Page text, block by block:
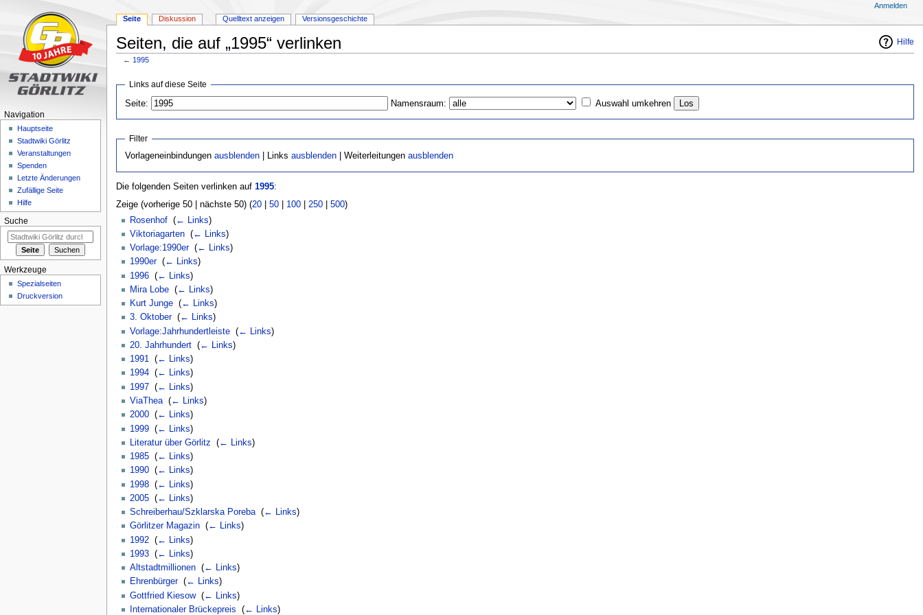
Hilfe
Seiten, die auf „1995“ verlinken
← 1995
springen
springen
Links auf diese Seite
Seite: Namensraum: Auswahl umkehren
Filter
Vorlageneinbindungenausblenden | Linksausblenden | Weiterleitungenausblenden
Die folgenden Seiten verlinken auf 1995:
Zeige (vorherige 50 | nächste 50) (20| 50| 100| 250| 500)
Rosenhof‎ (← Links)
Viktoriagarten‎ (← Links)
Vorlage:1990er‎ (← Links)
1990er‎ (← Links)
1996‎ (← Links)
Mira Lobe‎ (← Links)
Kurt Junge‎ (← Links)
3. Oktober‎ (← Links)
Vorlage:Jahrhundertleiste‎ (← Links)
20. Jahrhundert‎ (← Links)
1991‎ (← Links)
1994‎ (← Links)
1997‎ (← Links)
ViaThea‎ (← Links)
2000‎ (← Links)
1999‎ (← Links)
Literatur über Görlitz
(← Links)
1985‎ (← Links)
1990‎ (← Links)
1998‎ (← Links)
2005‎ (← Links)
Schreiberhau/Szklarska Poreba‎ (← Links)
Görlitzer Magazin‎ (← Links)
1992‎ (← Links)
1993‎ (← Links)
Altstadtmillionen‎ (← Links)
Ehrenbürger‎ (← Links)
Gottfried Kiesow‎ (← Links)
Internationaler Brückepreis
(← Links)
Seite Diskussion Quelltext anzeigen Versionsgeschichte
Anmelden
Navigation
Hauptseite
Stadtwiki Görlitz
Veranstaltungen
Spenden
Letzte Änderungen
Zufällige Seite
Hilfe
Suche
Werkzeuge
Spezialseiten
Druckversion